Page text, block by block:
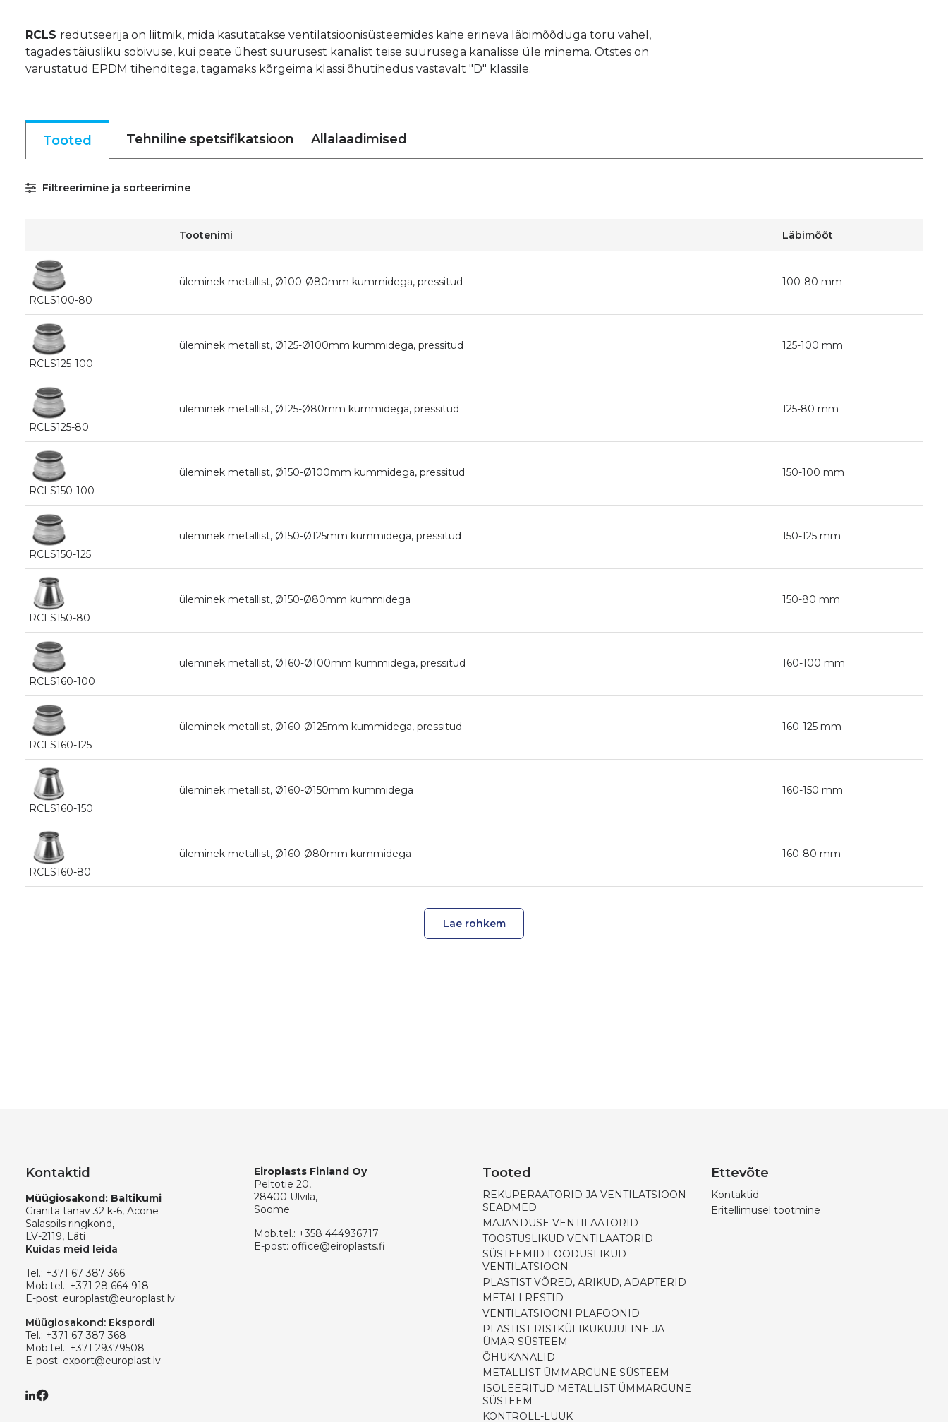
RCLS redutseerija on liitmik, mida kasutatakse ventilatsioonisüsteemides kahe erineva läbimõõduga toru vahel,
tagades täiusliku sobivuse, kui peate ühest suurusest kanalist teise suurusega kanalisse üle minema. Otstes on
varustatud EPDM tihenditega, tagamaks kõrgeima klassi õhutihedus vastavalt "D" klassile.
Tooted Tehniline spetsifikatsioon Allalaadimised
Filtreerimine ja sorteerimine
Tootenimi Läbimõõt
RCLS100-80
üleminek metallist, Ø100-Ø80mm kummidega, pressitud 100-80 mm
RCLS125-100
üleminek metallist, Ø125-Ø100mm kummidega, pressitud 125-100 mm
RCLS125-80
üleminek metallist, Ø125-Ø80mm kummidega, pressitud 125-80 mm
RCLS150-100
üleminek metallist, Ø150-Ø100mm kummidega, pressitud 150-100 mm
RCLS150-125
üleminek metallist, Ø150-Ø125mm kummidega, pressitud 150-125 mm
RCLS150-80
üleminek metallist, Ø150-Ø80mm kummidega 150-80 mm
RCLS160-100
üleminek metallist, Ø160-Ø100mm kummidega, pressitud 160-100 mm
RCLS160-125
üleminek metallist, Ø160-Ø125mm kummidega, pressitud 160-125 mm
RCLS160-150
üleminek metallist, Ø160-Ø150mm kummidega 160-150 mm
RCLS160-80
üleminek metallist, Ø160-Ø80mm kummidega 160-80 mm
Lae rohkem
Kontaktid
Müügiosakond: Baltikumi
Granita tänav 32 k-6, Acone
Salaspils ringkond,
LV-2119, Läti
Kuidas meid leida
Tel.: +371 67 387 366
Mob.tel.: +371 28 664 918
E-post: europlast@europlast.lv
Müügiosakond: Ekspordi
Tel.: +371 67 387 368
Mob.tel.: +371 29379508
E-post: export@europlast.lv
Eiroplasts Finland Oy
Peltotie 20,
28400 Ulvila,
Soome
Mob.tel.: +358 444936717
E-post: office@eiroplasts.fi
Tooted
REKUPERAATORID JA VENTILATSIOON
SEADMED
MAJANDUSE VENTILAATORID
TÖÖSTUSLIKUD VENTILAATORID
SÜSTEEMID LOODUSLIKUD
VENTILATSIOON
PLASTIST VÕRED, ÄRIKUD, ADAPTERID
METALLRESTID
VENTILATSIOONI PLAFOONID
PLASTIST RISTKÜLIKUKUJULINE JA
ÜMAR SÜSTEEM
ÕHUKANALID
METALLIST ÜMMARGUNE SÜSTEEM
ISOLEERITUD METALLIST ÜMMARGUNE
SÜSTEEM
KONTROLL-LUUK
Ettevõte
Kontaktid
Eritellimusel tootmine